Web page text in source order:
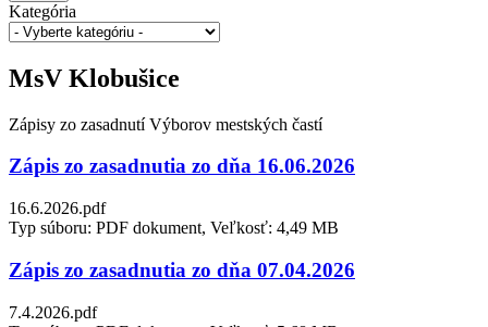
Kategória
MsV Klobušice
Zápisy zo zasadnutí Výborov mestských častí
Zápis zo zasadnutia zo dňa 16.06.2026
16.6.2026.pdf
Typ súboru: PDF dokument, Veľkosť: 4,49 MB
Zápis zo zasadnutia zo dňa 07.04.2026
7.4.2026.pdf